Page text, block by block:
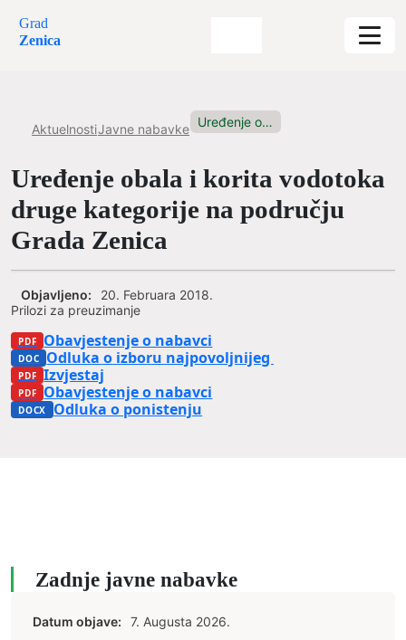
Grad
Zenica
AktuelnostiJavne nabavke Uređenje obala i korita vodotoka...
Uređenje obala i korita vodotoka
druge kategorije na području
Grada Zenica
Prilozi za preuzimanje
Obavjestenje o nabavci
Odluka o izboru najpovoljnijeg ponudaca
Izvjestaj
Obavjestenje o nabavci
Odluka o ponistenju
Objavljeno: 20. Februara 2018.
Zadnje javne nabavke
Datum objave:
7. Augusta 2026.